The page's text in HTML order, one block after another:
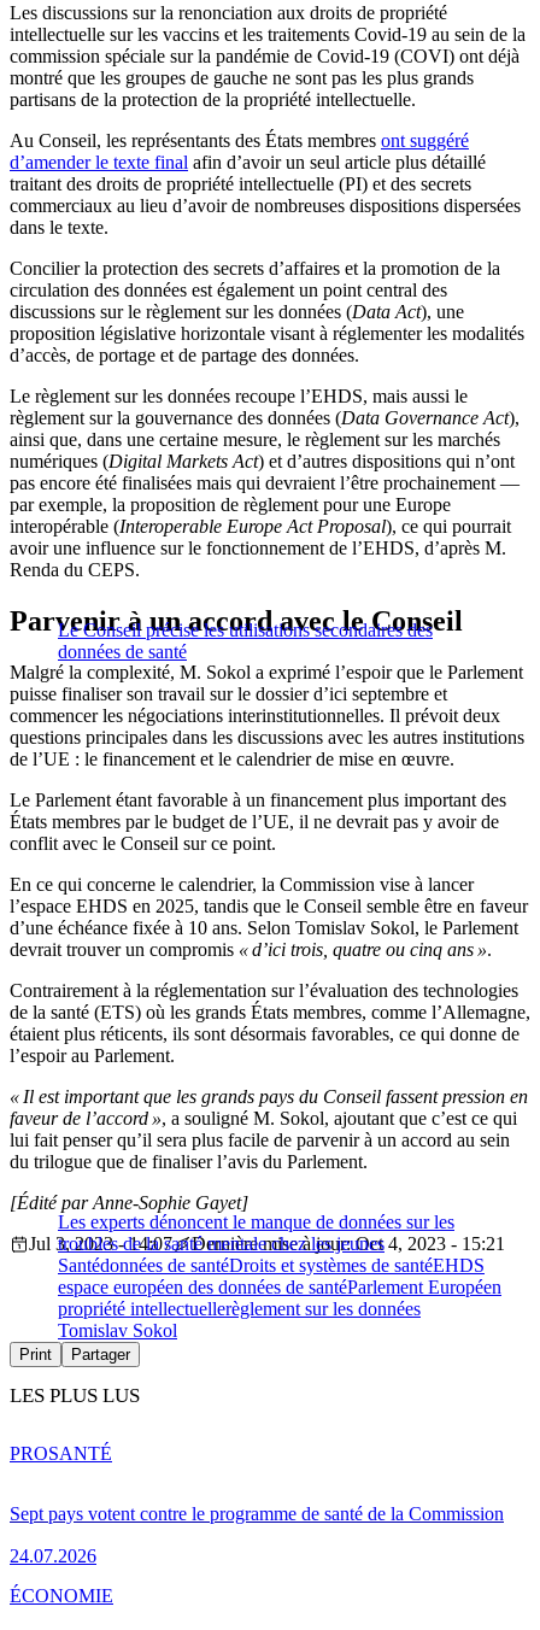
Les discussions sur la renonciation aux droits de propriété
intellectuelle sur les vaccins et les traitements Covid-19 au sein de la
commission spéciale sur la pandémie de Covid-19 (COVI) ont déjà
montré que les groupes de gauche ne sont pas les plus grands
partisans de la protection de la propriété intellectuelle.
Au Conseil, les représentants des États membres ont suggéré
d’amender le texte final afin d’avoir un seul article plus détaillé
traitant des droits de propriété intellectuelle (PI) et des secrets
commerciaux au lieu d’avoir de nombreuses dispositions dispersées
dans le texte.
Concilier la protection des secrets d’affaires et la promotion de la
circulation des données est également un point central des
discussions sur le règlement sur les données (Data Act), une
proposition législative horizontale visant à réglementer les modalités
d’accès, de portage et de partage des données.
Le règlement sur les données recoupe l’EHDS, mais aussi le
règlement sur la gouvernance des données (Data Governance Act),
ainsi que, dans une certaine mesure, le règlement sur les marchés
numériques (Digital Markets Act) et d’autres dispositions qui n’ont
pas encore été finalisées mais qui devraient l’être prochainement —
par exemple, la proposition de règlement pour une Europe
interopérable (Interoperable Europe Act Proposal), ce qui pourrait
avoir une influence sur le fonctionnement de l’EHDS, d’après M.
Renda du CEPS.
Le Conseil précise les utilisations secondaires des
données de santé
Parvenir à un accord avec le Conseil
Malgré la complexité, M. Sokol a exprimé l’espoir que le Parlement
puisse finaliser son travail sur le dossier d’ici septembre et
commencer les négociations interinstitutionnelles. Il prévoit deux
questions principales dans les discussions avec les autres institutions
de l’UE : le financement et le calendrier de mise en œuvre.
Le Parlement étant favorable à un financement plus important des
États membres par le budget de l’UE, il ne devrait pas y avoir de
conflit avec le Conseil sur ce point.
En ce qui concerne le calendrier, la Commission vise à lancer
l’espace EHDS en 2025, tandis que le Conseil semble être en faveur
d’une échéance fixée à 10 ans. Selon Tomislav Sokol, le Parlement
devrait trouver un compromis « d’ici trois, quatre ou cinq ans ».
Contrairement à la réglementation sur l’évaluation des technologies
de la santé (ETS) où les grands États membres, comme l’Allemagne,
étaient plus réticents, ils sont désormais favorables, ce qui donne de
l’espoir au Parlement.
« Il est important que les grands pays du Conseil fassent pression en
faveur de l’accord », a souligné M. Sokol, ajoutant que c’est ce qui
lui fait penser qu’il sera plus facile de parvenir à un accord au sein
du trilogue que de finaliser l’avis du Parlement.
Les experts dénoncent le manque de données sur les
troubles de la santé mentale chez les jeunes
[Édité par Anne-Sophie Gayet]
Jul 3, 2023 - 14:07
Dernière mise à jour: Oct 4, 2023 - 15:21
Santédonnées de santéDroits et systèmes de santéEHDS
espace européen des données de santéParlement Européen
propriété intellectuellerèglement sur les données
Tomislav Sokol
Print Partager
LES PLUS LUS
Sept pays votent contre le programme de santé de la Commission
24.07.2026
PROSANTÉ
ÉCONOMIE